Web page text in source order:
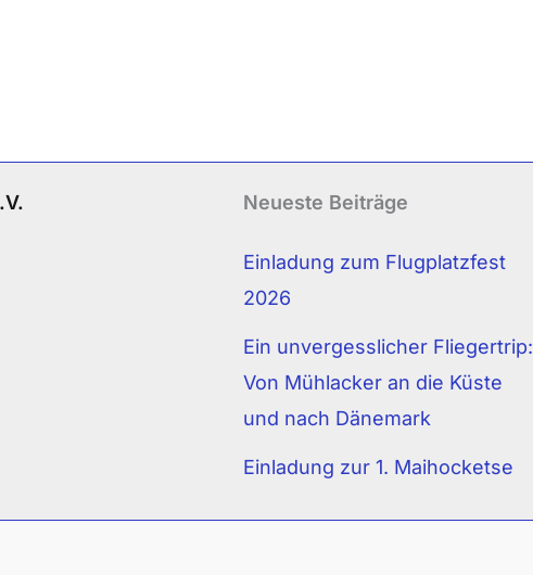
Neueste Beiträge
Einladung zum Flugplatzfest
2026
Ein unvergesslicher Fliegertrip:
Von Mühlacker an die Küste
und nach Dänemark
Einladung zur 1. Maihocketse